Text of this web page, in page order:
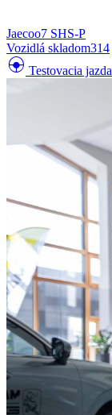
Jaecoo7 SHS-P
Vozidlá skladom314
search_hands_free Testovacia jazda